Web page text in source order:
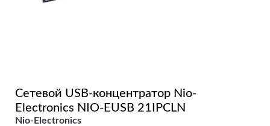
Сетевой USB-концентратор Nio-
Electronics NIO-EUSB 21IPCLN
Nio-Electronics